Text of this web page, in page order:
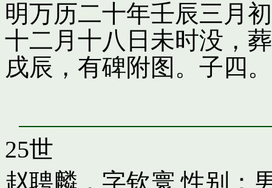
明万历二十年壬辰三月
十二月十八日未时没，
戌辰，有碑附图。子四。
25世
赵聘麟，字钦寰 性别：